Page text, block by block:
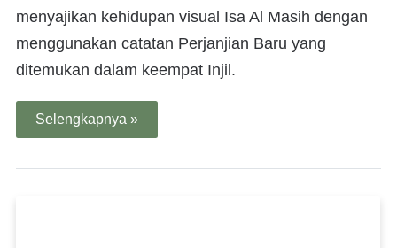
menyajikan kehidupan visual Isa Al Masih dengan
menggunakan catatan Perjanjian Baru yang
ditemukan dalam keempat Injil.
Selengkapnya »